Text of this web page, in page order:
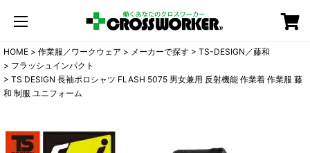
HOME 作業服／ワークウェア メーカーで探す
TS-DESIGN／藤和
フラッシュインパクト
TS DESIGN 長袖ポロシャツ FLASH 5075 男女兼用 反射機能 作業着 作業服 藤
和 制服 ユニフォーム